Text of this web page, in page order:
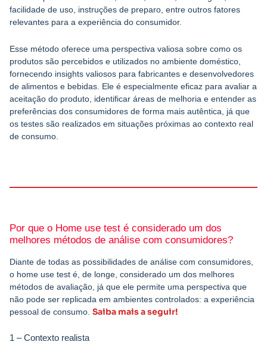
facilidade de uso, instruções de preparo, entre outros fatores
relevantes para a experiência do consumidor.
Esse método oferece uma perspectiva valiosa sobre como os
produtos são percebidos e utilizados no ambiente doméstico,
fornecendo insights valiosos para fabricantes e desenvolvedores
de alimentos e bebidas. Ele é especialmente eficaz para avaliar a
aceitação do produto, identificar áreas de melhoria e entender as
preferências dos consumidores de forma mais autêntica, já que
os testes são realizados em situações próximas ao contexto real
de consumo.
Por que o Home use test é considerado um dos
melhores métodos de análise com consumidores?
Diante de todas as possibilidades de análise com consumidores,
o home use test é, de longe, considerado um dos melhores
métodos de avaliação, já que ele permite uma perspectiva que
não pode ser replicada em ambientes controlados: a experiência
pessoal de consumo. Saiba mais a seguir!
1 – Contexto realista